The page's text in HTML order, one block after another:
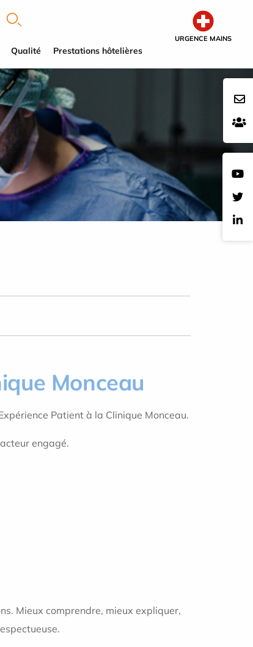
URGENCE MAINS
Qualité Prestations hôtelières
Monceau
Patient à la Clinique Monceau.
engagé.
Mieux comprendre, mieux expliquer,